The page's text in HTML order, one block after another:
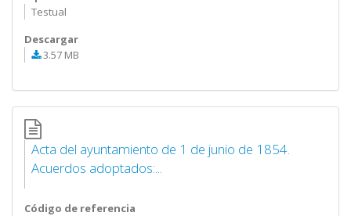
Testual
Descargar
3.57 MB
Acta del ayuntamiento de 1 de junio de 1854.
Acuerdos adoptados:...
Código de referencia